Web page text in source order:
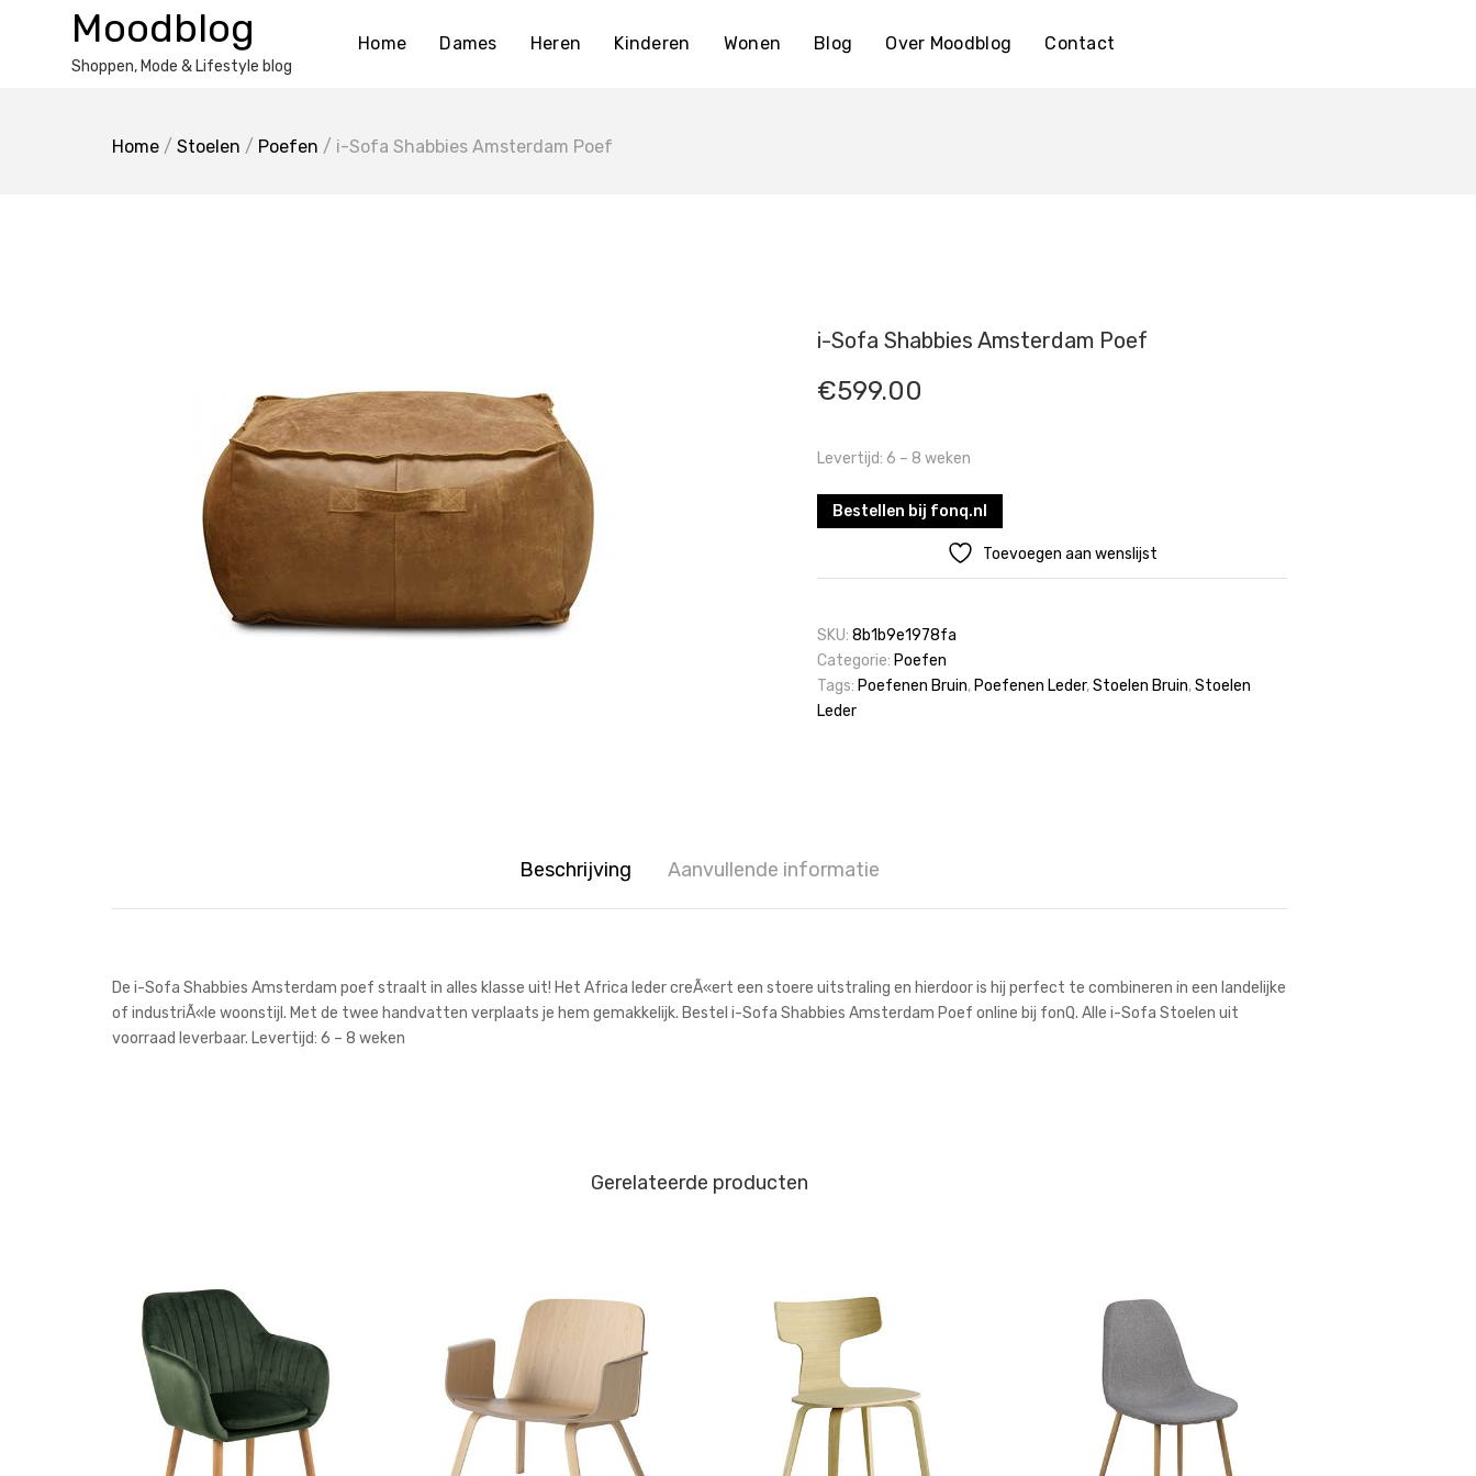
Moodblog
Shoppen, Mode & Lifestyle blog
Home Dames Heren Kinderen Wonen Blog Over Moodblog Contact
Home / Stoelen / Poefen / i-Sofa Shabbies Amsterdam Poef
i-Sofa Shabbies Amsterdam Poef
€599.00
Levertijd: 6 – 8 weken
Bestellen bij fonq.nl
Toevoegen aan wenslijst
SKU: 8b1b9e1978fa
Categorie: Poefen
Tags: Poefenen Bruin, Poefenen Leder,Stoelen Bruin,Stoelen
Leder
Beschrijving Aanvullende informatie
De i-Sofa Shabbies Amsterdam poef straalt in alles klasse uit! Het Africa leder creÃ«ert een stoere uitstraling en hierdoor is hij perfect te combineren in een landelijke
of industriÃ«le woonstijl. Met de twee handvatten verplaats je hem gemakkelijk. Bestel i-Sofa Shabbies Amsterdam Poef online bij fonQ. Alle i-Sofa Stoelen uit
voorraad leverbaar. Levertijd: 6 – 8 weken
Gerelateerde producten